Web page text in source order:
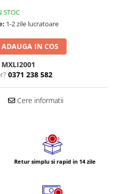
STOC
1-2 zile lucratoare
ADAUGA IN COS
MXLI2001
0371 238 582
Cere informatii
Retur simplu si rapid in 14 zile